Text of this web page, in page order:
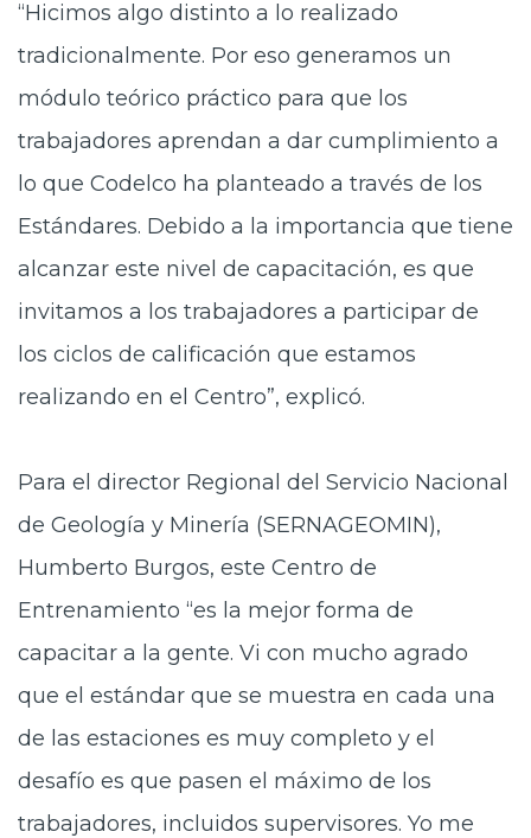
“Hicimos algo distinto a lo realizado
tradicionalmente. Por eso generamos un
módulo teórico práctico para que los
trabajadores aprendan a dar cumplimiento a
lo que Codelco ha planteado a través de los
Estándares. Debido a la importancia que tiene
alcanzar este nivel de capacitación, es que
invitamos a los trabajadores a participar de
los ciclos de calificación que estamos
realizando en el Centro”, explicó.
Para el director Regional del Servicio Nacional
de Geología y Minería (SERNAGEOMIN),
Humberto Burgos, este Centro de
Entrenamiento “es la mejor forma de
capacitar a la gente. Vi con mucho agrado
que el estándar que se muestra en cada una
de las estaciones es muy completo y el
desafío es que pasen el máximo de los
trabajadores, incluidos supervisores. Yo me